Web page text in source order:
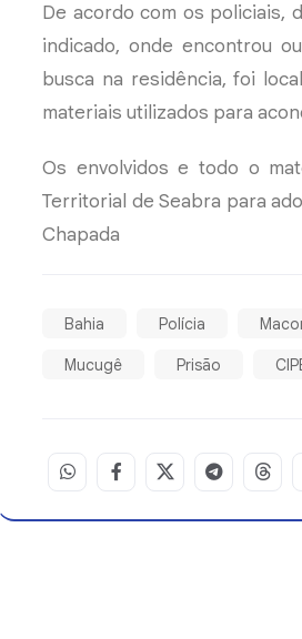
De acordo com os policiais,
indicado, onde encontrou
busca na residência, foi
materiais utilizados para
Os envolvidos e todo o
Territorial de Seabra para
Chapada
Bahia Polícia
Mucugê Prisão